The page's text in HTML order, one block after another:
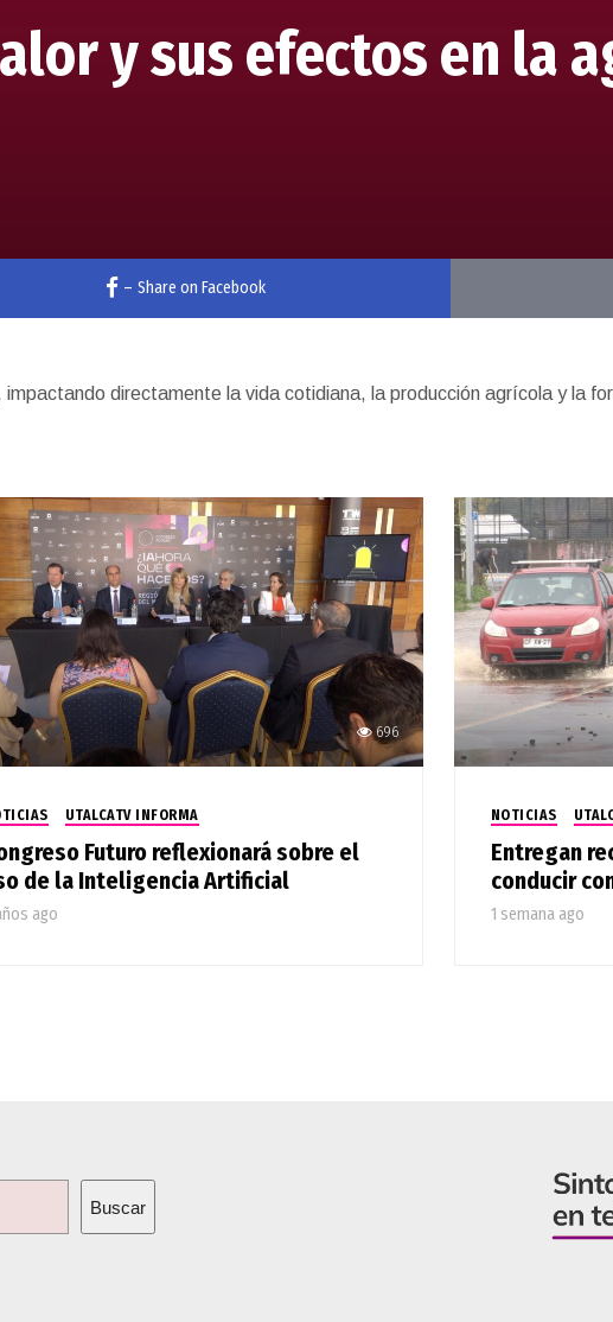
y sus efectos en la
– Share on Facebook
directamente la vida cotidiana, la producción agrícola y la
696
UTALCATV INFORMA
Futuro reflexionará sobre el
de la Inteligencia Artificial
ago
NOTICIAS
Entregan
conducir
1 semana ago
Buscar